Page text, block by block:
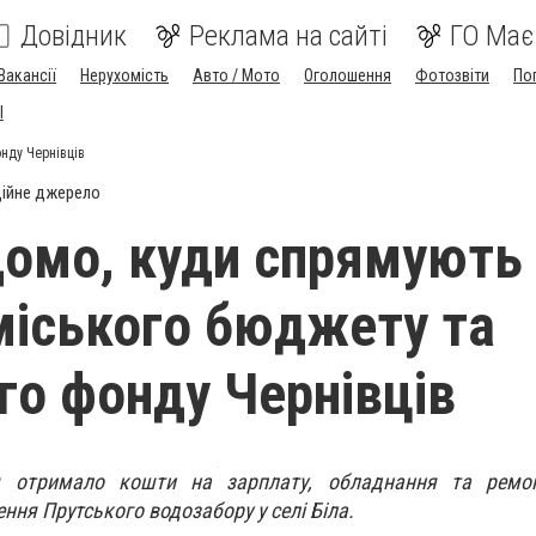
Довідник Реклама на сайті ГО
Нерухомість Авто / Мото Оголошення Фотозвіти
Чернівців
джерело
куди спрямують
бюджету та
фонду Чернівців
отримало кошти на зарплату, обладнання та
Прутського водозабору у селі Біла.